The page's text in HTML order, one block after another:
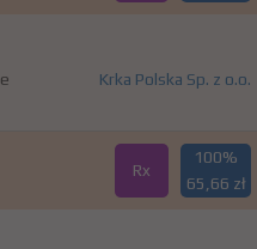
Krka Polska Sp. z o.o.
Rx
100%
65,66 zł